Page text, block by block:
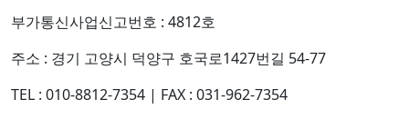
부가통신사업신고번호 : 4812호
주소 : 경기 고양시 덕양구 호국로1427번길 54-77
TEL : 010-8812-7354 | FAX : 031-962-7354